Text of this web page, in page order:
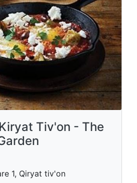
Tiv'on - The
1, Qiryat tiv'on